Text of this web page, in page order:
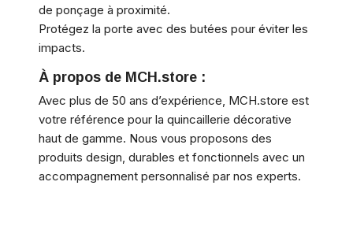
de ponçage à proximité.
Protégez la porte avec des butées pour éviter les
impacts.
À propos de MCH.store :
Avec plus de 50 ans d’expérience, MCH.store est
votre référence pour la quincaillerie décorative
haut de gamme. Nous vous proposons des
produits design, durables et fonctionnels avec un
accompagnement personnalisé par nos experts.